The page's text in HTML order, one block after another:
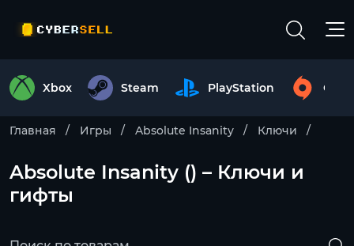
Xbox Steam PlayStation
Главная Игры Absolute Insanity Ключи
Absolute Insanity () – Ключи и
гифты